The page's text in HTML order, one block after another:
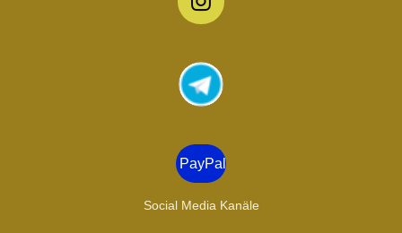
I
t
a
r
a
m
PayPal
Social Media Kanäle